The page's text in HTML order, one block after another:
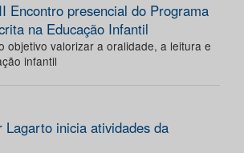
Encontro presencial do Programa
na Educação Infantil
objetivo valorizar a oralidade, a leitura e
infantil
Lagarto inicia atividades da